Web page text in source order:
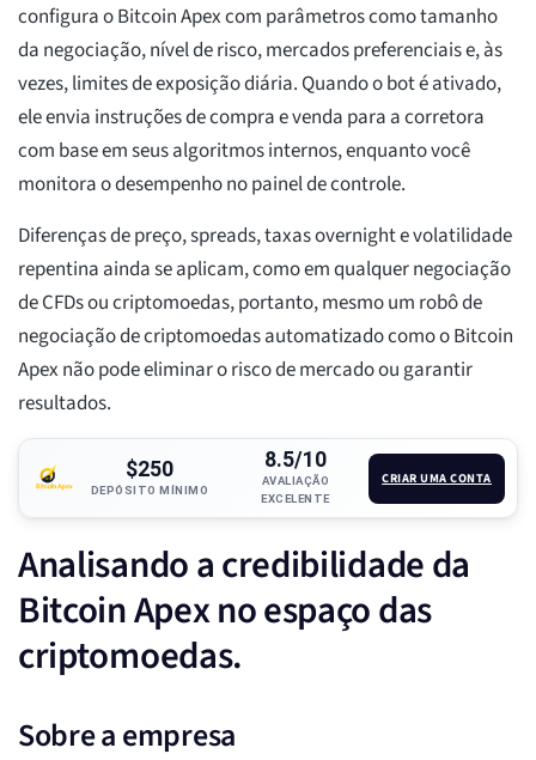
configura o Bitcoin Apex com parâmetros como tamanho
da negociação, nível de risco, mercados preferenciais e, às
vezes, limites de exposição diária. Quando o bot é ativado,
ele envia instruções de compra e venda para a corretora
com base em seus algoritmos internos, enquanto você
monitora o desempenho no painel de controle.
Diferenças de preço, spreads, taxas overnight e volatilidade
repentina ainda se aplicam, como em qualquer negociação
de CFDs ou criptomoedas, portanto, mesmo um robô de
negociação de criptomoedas automatizado como o Bitcoin
Apex não pode eliminar o risco de mercado ou garantir
resultados.
$250
DEPÓSITO MÍNIMO
8.5/10
AVALIAÇÃO
EXCELENTE
CRIAR UMA CONTA
Analisando a credibilidade da
Bitcoin Apex no espaço das
criptomoedas.
Sobre a empresa